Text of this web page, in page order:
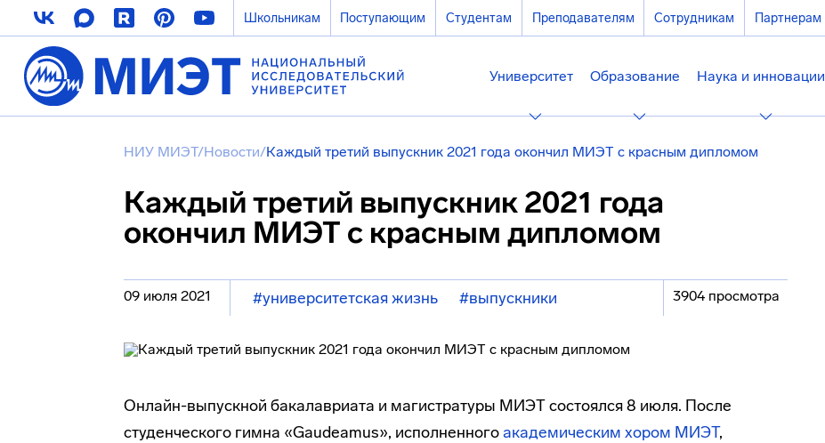
Школьникам Поступающим Студентам Преподавателям Сотрудникам Партнерам
Университет Образование Наука и инновации
НИУ МИЭТ/Новости/Каждый третий выпускник 2021 года окончил МИЭТ с красным дипломом
Каждый третий выпускник 2021 года
окончил МИЭТ с красным дипломом
09 июля 2021 #университетская жизнь #выпускники 3904 просмотра
Онлайн-выпускной бакалавриата и магистратуры МИЭТ состоялся 8 июля. После
студенческого гимна «Gaudeamus», исполненногоакадемическим хором МИЭТ,